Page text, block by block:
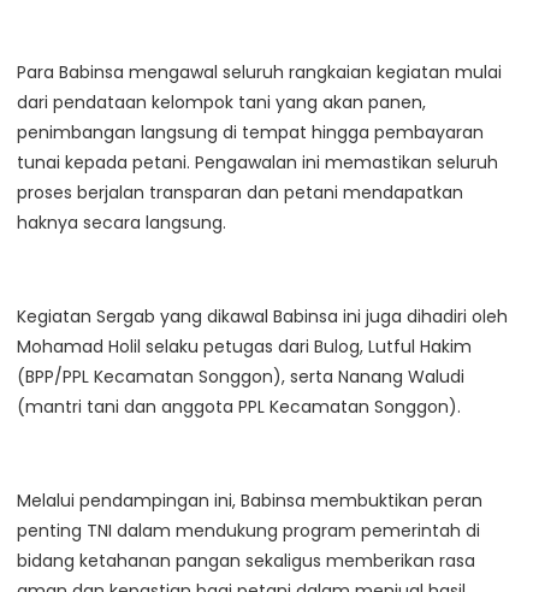
Para Babinsa mengawal seluruh rangkaian kegiatan mulai
dari pendataan kelompok tani yang akan panen,
penimbangan langsung di tempat hingga pembayaran
tunai kepada petani. Pengawalan ini memastikan seluruh
proses berjalan transparan dan petani mendapatkan
haknya secara langsung.
Kegiatan Sergab yang dikawal Babinsa ini juga dihadiri oleh
Mohamad Holil selaku petugas dari Bulog, Lutful Hakim
(BPP/PPL Kecamatan Songgon), serta Nanang Waludi
(mantri tani dan anggota PPL Kecamatan Songgon).
Melalui pendampingan ini, Babinsa membuktikan peran
penting TNI dalam mendukung program pemerintah di
bidang ketahanan pangan sekaligus memberikan rasa